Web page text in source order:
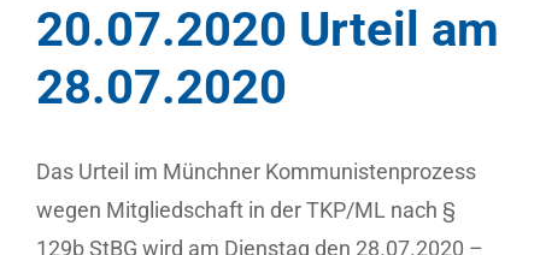
20.07.2020 Urteil am
28.07.2020
Das Urteil im Münchner Kommunistenprozess
wegen Mitgliedschaft in der TKP/ML nach §
129b StBG wird am Dienstag den 28.07.2020 –